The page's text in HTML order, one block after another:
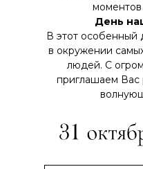
День
В этот особенный
в окружении
людей. С
приглашаем Вас